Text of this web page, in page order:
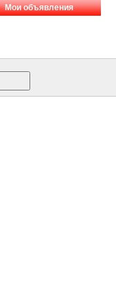
Мои объявления